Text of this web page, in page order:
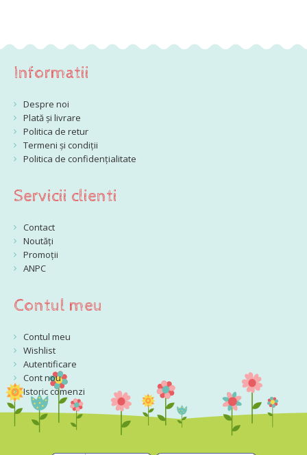
Informatii
Despre noi
Plată și livrare
Politica de retur
Termeni și condiții
Politica de confidențialitate
Servicii clienti
Contact
Noutăți
Promoții
ANPC
Contul meu
Contul meu
Wishlist
Autentificare
Cont nou
Istoric comenzi